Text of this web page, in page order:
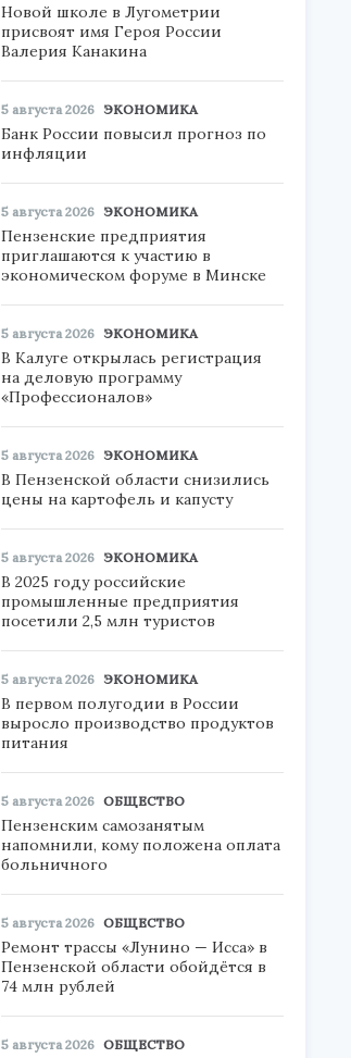
Новой школе в Лугометрии
присвоят имя Героя России
Валерия Канакина
5 августа 2026 ЭКОНОМИКА
Банк России повысил прогноз по
инфляции
5 августа 2026 ЭКОНОМИКА
Пензенские предприятия
приглашаются к участию в
экономическом форуме в Минске
5 августа 2026 ЭКОНОМИКА
В Калуге открылась регистрация
на деловую программу
«Профессионалов»
5 августа 2026 ЭКОНОМИКА
В Пензенской области снизились
цены на картофель и капусту
5 августа 2026 ЭКОНОМИКА
В 2025 году российские
промышленные предприятия
посетили 2,5 млн туристов
5 августа 2026 ЭКОНОМИКА
В первом полугодии в России
выросло производство продуктов
питания
5 августа 2026 ОБЩЕСТВО
Пензенским самозанятым
напомнили, кому положена оплата
больничного
5 августа 2026 ОБЩЕСТВО
Ремонт трассы «Лунино — Исса» в
Пензенской области обойдётся в
74 млн рублей
5 августа 2026 ОБЩЕСТВО